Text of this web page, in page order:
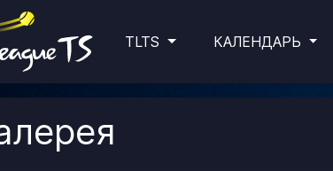
TLTS КАЛЕНДАРЬ